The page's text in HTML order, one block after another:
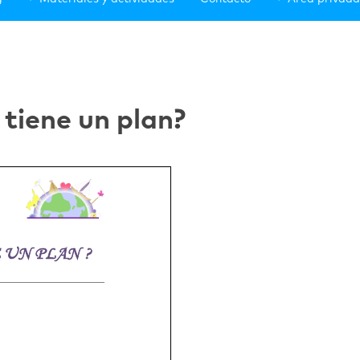
un plan?